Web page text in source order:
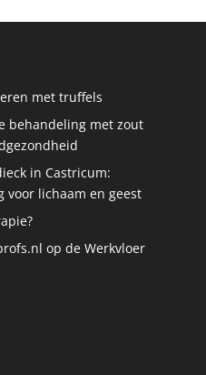
met truffels
behandeling met zout
in Castricum:
voor lichaam en geest
op de Werkvloer